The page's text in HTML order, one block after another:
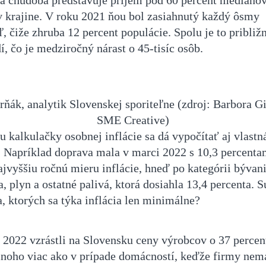
V roku 2021 ňou bol zasiahnutý každý ôsmy
čiže zhruba 12 percent populácie. Spolu je to
čo je medziročný nárast o 45-tisíc osôb.
analytik Slovenskej sporiteľne (zdroj: Barbora
SME Creative)
kalkulačky osobnej inflácie sa dá vypočítať aj
doprava mala v marci 2022 s 10,3
ročnú mieru inflácie, hneď po kategórii
plyn a ostatné palivá, ktorá dosiahla 13,4 percenta.
ktorých sa týka inflácia len minimálne?
vzrástli na Slovensku ceny výrobcov o 37
viac ako v prípade domácností, keďže firmy